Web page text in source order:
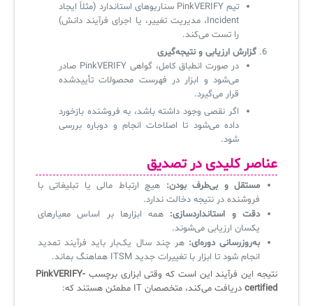
تیم PinkVERIFY سناریوهای استاندارد (مثلاً ایجاد
Incident، مدیریت تغییر، یا اجرای فرآیند دانش)
را تست می‌کند.
گزارش ارزیابی و نتیجه‌گیری
در صورت انطباق کامل، گواهی PinkVERIFY صادر
می‌شود و ابزار در فهرست محصولات تأییدشده
قرار می‌گیرد.
اگر نقصی وجود داشته باشد، به فروشنده بازخورد
داده می‌شود تا اصلاحات انجام و دوباره بررسی
شود.
عناصر کلیدی در تصدیق
مستقل و بی‌طرف بودن: هیچ ارتباط مالی یا تبلیغاتی با
فروشنده در نتیجه دخالت ندارد.
دقت و استانداردسازی: همه ابزارها بر اساس معیارهای
یکسان ارزیابی می‌شوند.
به‌روزرسانی دوره‌ای: هر چند سال یک‌بار باید فرآیند تمدید
انجام شود تا ابزار با تغییرات جدید ITSM هماهنگ بماند.
نتیجه این فرآیند این است که وقتی ابزاری برچسب PinkVERIFY-
certified دریافت می‌کند، متخصصان IT مطمئن هستند که: